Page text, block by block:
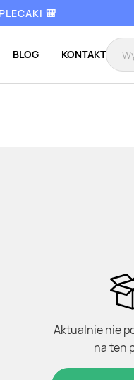
🎒
BLOG KONTAKT
Aktualnie nie
na ten